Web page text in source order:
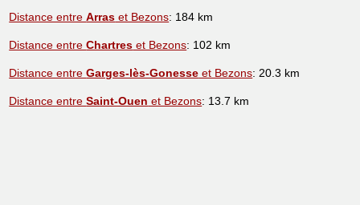
Distance entreArras et Bezons: 184 km
Distance entreChartres et Bezons: 102 km
Distance entreGarges-lès-Gonesse et Bezons: 20.3 km
Distance entreSaint-Ouen et Bezons: 13.7 km